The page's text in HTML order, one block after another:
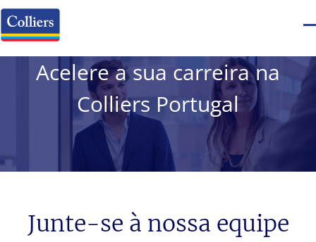
Acelere a sua carreira na
Colliers Portugal
Junte-se à nossa equipe